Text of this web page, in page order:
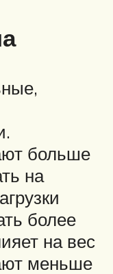
больше
на
более
на вес
меньше